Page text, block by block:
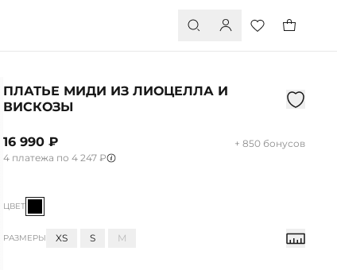
ПЛАТЬЕ МИДИ ИЗ ЛИОЦЕЛЛА И
ВИСКОЗЫ
16 990 ₽
+ 850 бонусов
4 платежа по 4 247 ₽
ЦВЕТ
РАЗМЕРЫ XS S M